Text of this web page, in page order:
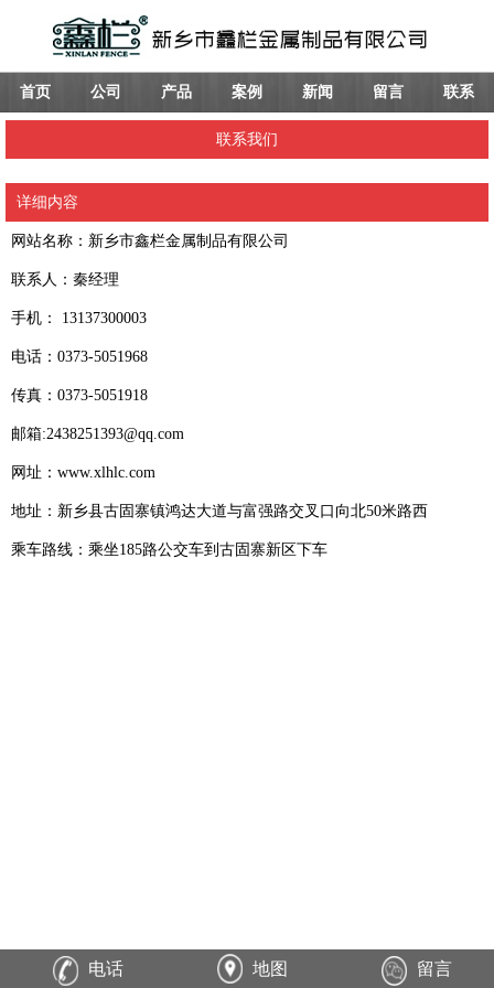
首页 公司 产品 案例 新闻 留言 联系
联系我们
详细内容
网站名称：新乡市鑫栏金属制品有限公司
联系人：秦经理
手机： 13137300003
电话：0373-5051968
传真：0373-5051918
邮箱:2438251393@qq.com
网址：www.xlhlc.com
地址：新乡县古固寨镇鸿达大道与富强路交叉口向北50米路西
乘车路线：乘坐185路公交车到古固寨新区下车
电话 地图 留言